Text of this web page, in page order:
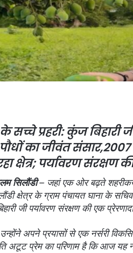
के सच्चे प्रहरी: कुंज
का जीवंत संसार,
क्षेत्र; पर्यावरण संरक्षण
सिलौंडी– जहां एक ओर बढ़ते
क्षेत्र के ग्राम पंचायत घाना के
जी पर्यावरण संरक्षण की एक
अपने प्रयासों से एक नर्सरी
अटूट प्रेम का परिणाम है कि आज यह